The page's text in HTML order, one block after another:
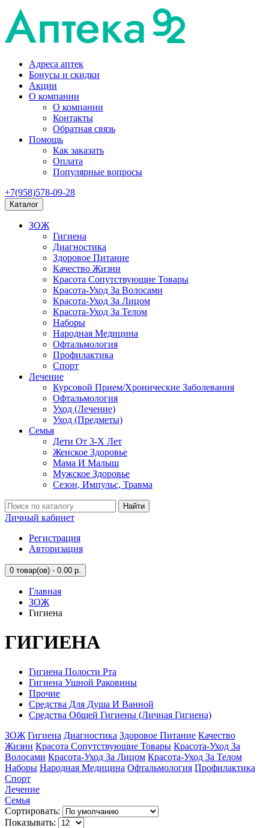
Адреса аптек
Бонусы и скидки
Акции
О компании
О компании
Контакты
Обратная связь
Помощь
Как заказать
Оплата
Популярные вопросы
+7(958)578-09-28
Каталог
ЗОЖ
Гигиена
Диагностика
Здоровое Питание
Качество Жизни
Красота Сопутствующие Товары
Красота-Уход За Волосами
Красота-Уход За Лицом
Красота-Уход За Телом
Наборы
Народная Медицина
Офтальмология
Профилактика
Спорт
Лечение
Курсовой Прием/Хронические Заболевания
Офтальмология
Уход (Лечение)
Уход (Предметы)
Семья
Дети От 3-Х Лет
Женское Здоровье
Мама И Малыш
Мужское Здоровье
Сезон, Импульс, Травма
Найти
Личный кабинет
Регистрация
Авторизация
0 товар(ов) - 0.00 р.
Главная
ЗОЖ
Гигиена
ГИГИЕНА
Гигиена Полости Рта
Гигиена Ушной Раковины
Прочие
Средства Для Душа И Ванной
Средства Общей Гигиены (Личная Гигиена)
ЗОЖ Гигиена Диагностика Здоровое Питание Качество
Жизни Красота Сопутствующие Товары Красота-Уход За
Волосами Красота-Уход За Лицом Красота-Уход За Телом
Наборы Народная Медицина Офтальмология Профилактика
Спорт
Лечение
Семья
Сортировать:
Показывать: